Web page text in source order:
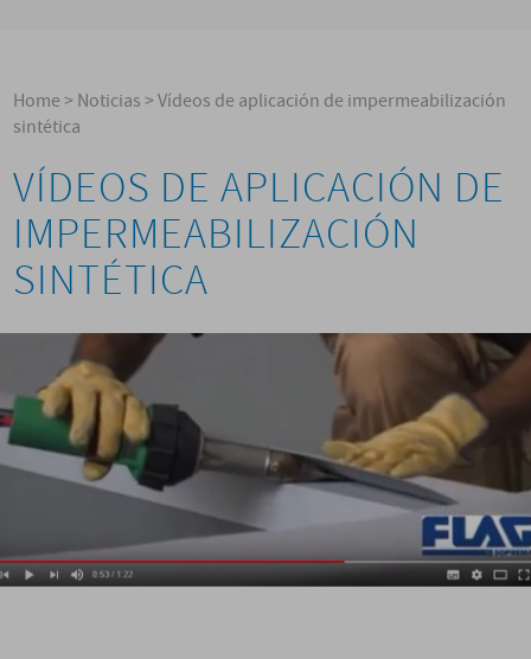
Home>Noticias>Vídeos de aplicación de impermeabilización
sintética
VÍDEOS DE APLICACIÓN DE
IMPERMEABILIZACIÓN
SINTÉTICA